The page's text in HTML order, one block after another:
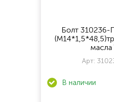
Болт 310236-
Арт: